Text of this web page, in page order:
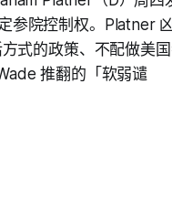
参院控制权。Platner
式的政策、不配做美
推翻的「软弱谴